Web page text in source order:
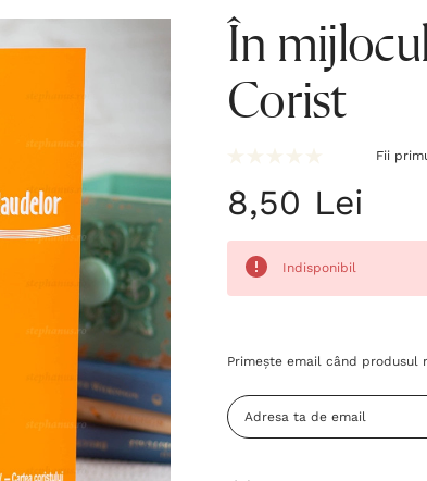
În
Corist
Fii
8,50 Lei
Indisponibil
Grăbește-
Stocul
curent
Primește email când produsul